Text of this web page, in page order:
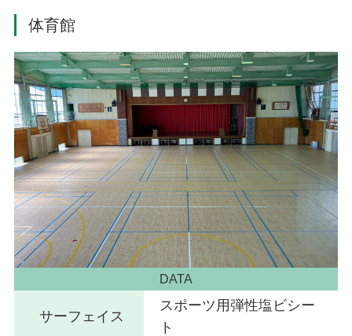
体育館
DATA
サーフェイス
スポーツ用弾性塩ビシー
ト